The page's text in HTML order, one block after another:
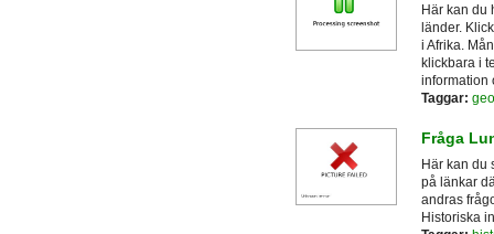
Här kan du
länder.
i Afrika.
klickbara i
information
Taggar:
Fråga
Här kan du
på länkar
andras
Historiska